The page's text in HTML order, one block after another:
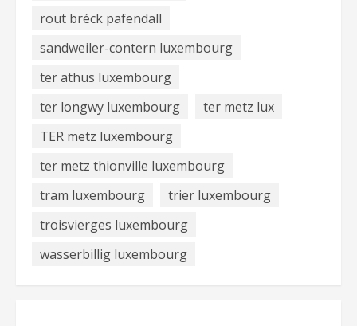
rout bréck pafendall
sandweiler-contern luxembourg
ter athus luxembourg
ter longwy luxembourg
ter metz lux
TER metz luxembourg
ter metz thionville luxembourg
tram luxembourg
trier luxembourg
troisvierges luxembourg
wasserbillig luxembourg